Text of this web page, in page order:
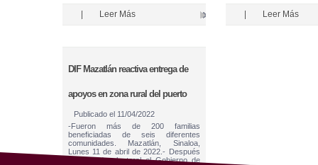
El Gobierno que encabeza el Químico
Luis Guillermo Benítez Torres, a
| Leer Más
La afluencia de
durante las
| Leer Más
DIF Mazatlán reactiva entrega de
apoyos en zona rural del puerto
Publicado el 11/04/2022
-Fueron más de 200 familias
beneficiadas de seis diferentes
comunidades. Mazatlán, Sinaloa,
Lunes 11 de abril de 2022.- Después
de la veda electoral el Gobierno de